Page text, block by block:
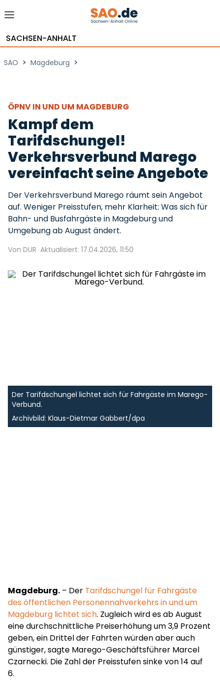
SACHSEN-ANHALT
SAO > Magdeburg >
ÖPNV IN UND UM MAGDEBURG
Kampf dem
Tarifdschungel!
Verkehrsverbund Marego
vereinfacht seine Angebote
Der Verkehrsverbund Marego räumt sein Angebot
auf. Weniger Preisstufen, mehr Klarheit: Was sich für
Bahn- und Busfahrgäste in Magdeburg und
Umgebung ab August ändert.
Von DUR Aktualisiert: 17.04.2026, 11:50
Der Tarifdschungel lichtet sich für Fahrgäste im Marego-
Verbund.
Archivbild: Klaus-Dietmar Gabbert/dpa
Magdeburg. – Der Tarifdschungel für Fahrgäste
des öffentlichen Personennahverkehrs in und um
Magdeburg lichtet sich. Zugleich wird es ab August
eine durchschnittliche Preiserhöhung um 3,9 Prozent
geben, ein Drittel der Fahrten würden aber auch
günstiger, sagte Marego-Geschäftsführer Marcel
Czarnecki. Die Zahl der Preisstufen sinke von 14 auf
6.